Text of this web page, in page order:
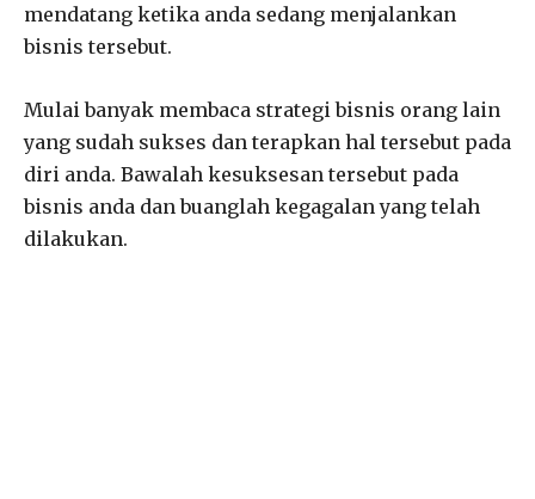
mendatang ketika anda sedang menjalankan
bisnis tersebut.
Mulai banyak membaca strategi bisnis orang lain
yang sudah sukses dan terapkan hal tersebut pada
diri anda. Bawalah kesuksesan tersebut pada
bisnis anda dan buanglah kegagalan yang telah
dilakukan.